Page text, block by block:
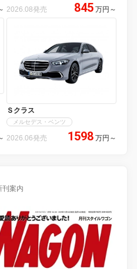
2026.08発売 845 万円 ～
Ｓクラス
メルセデス・ベンツ
2026.06発売 1598 万円 ～
刊案内